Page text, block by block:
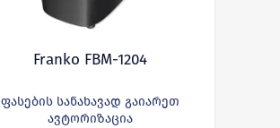
Franko FBM-1204
ფასების სანახავად გაიარეთ
ავტორიზაცია